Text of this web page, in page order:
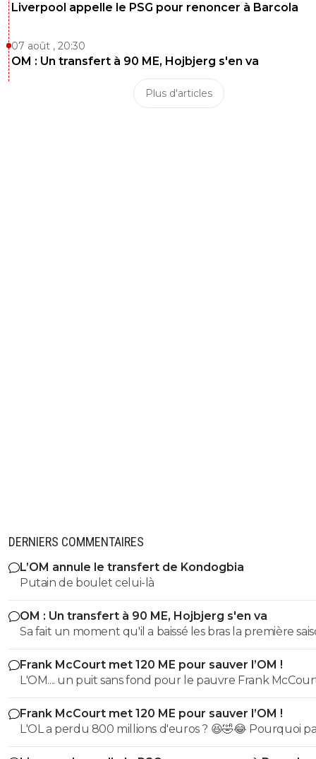
Liverpool appelle le PSG pour renoncer à Barcola
07 août , 20:30
OM : Un transfert à 90 ME, Hojbjerg s'en va
Plus d'articles
DERNIERS COMMENTAIRES
L’OM annule le transfert de Kondogbia
Putain de boulet celui-là
OM : Un transfert à 90 ME, Hojbjerg s'en va
Sa fait un moment qu'il a baissé les bras la première
etait top mais depuis quelques match etait en dessus.
et bon vent a lui pour le reste de sa carrière ...
Frank McCourt met 120 ME pour sauver l’OM !
L'OM.... un puit sans fond pour le pauvre Frank
Frank McCourt met 120 ME pour sauver l’OM !
L'OL a perdu 800 millions d'euros ? 😆🤣😂 Pourquoi pas un
milliard tant que tu y es ! ^^